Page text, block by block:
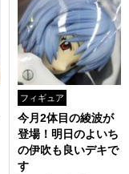
フィギュア
今月2体目の綾波が
登場！明日のよいち
の伊吹も良いデキで
す